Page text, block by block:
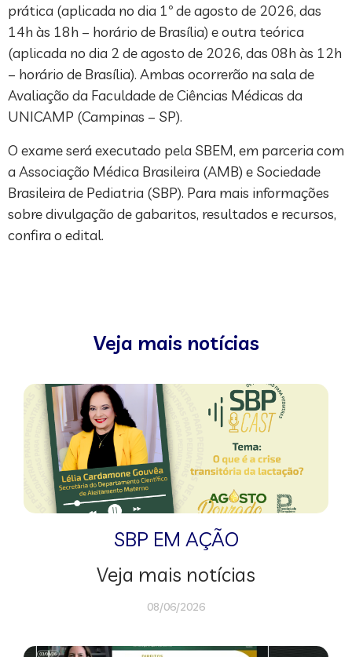
prática (aplicada no dia 1º de agosto de 2026, das
14h às 18h – horário de Brasília) e outra teórica
(aplicada no dia 2 de agosto de 2026, das 08h às 12h
– horário de Brasília). Ambas ocorrerão na sala de
Avaliação da Faculdade de Ciências Médicas da
UNICAMP (Campinas – SP).
O exame será executado pela SBEM, em parceria com
a Associação Médica Brasileira (AMB) e Sociedade
Brasileira de Pediatria (SBP). Para mais informações
sobre divulgação de gabaritos, resultados e recursos,
confira o edital.
Veja mais notícias
SBP EM AÇÃO
Veja mais notícias
08/06/2026